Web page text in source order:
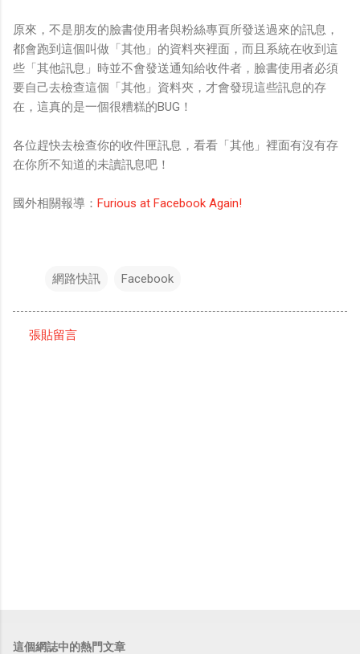
原來，不是朋友的臉書使用者與粉絲專頁所發送過來的訊息，
都會跑到這個叫做「其他」的資料夾裡面，而且系統在收到這
些「其他訊息」時並不會發送通知給收件者，臉書使用者必須
要自己去檢查這個「其他」資料夾，才會發現這些訊息的存
在，這真的是一個很糟糕的BUG！
各位趕快去檢查你的收件匣訊息，看看「其他」裡面有沒有存
在你所不知道的未讀訊息吧！
國外相關報導： Furious at Facebook Again!
網路快訊 Facebook
張貼留言
這個網誌中的熱門文章